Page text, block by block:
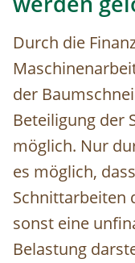
Durch die
der
Beteiligung der
möglich. Nur
es möglich,
Schnittarbeiten
sonst eine
Belastung